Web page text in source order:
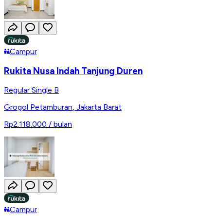
Campur
Rukita Nusa Indah Tanjung Duren
Regular Single B
Grogol Petamburan, Jakarta Barat
Rp2.118.000 / bulan
Campur